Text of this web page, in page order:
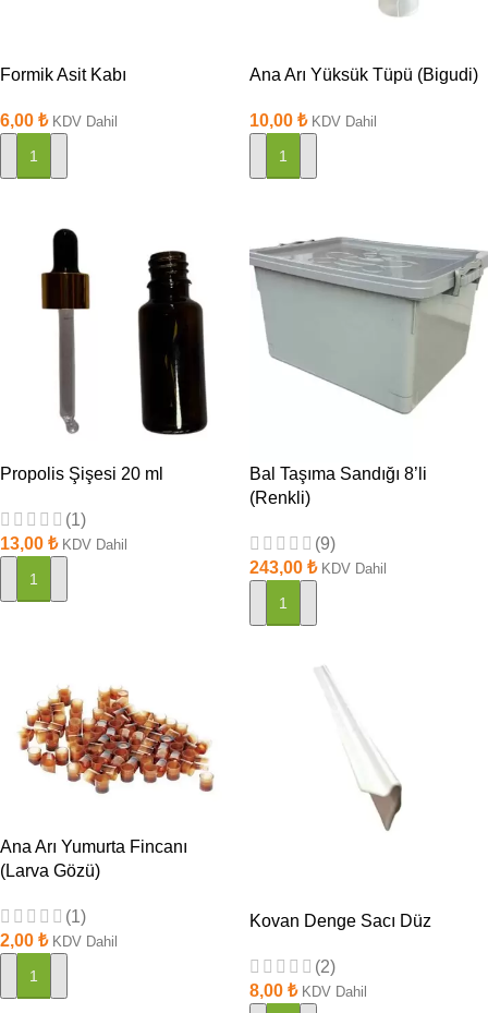
Formik Asit Kabı
6,00 ₺ KDV Dahil
SEPETE EKLE
Ana Arı Yüksük Tüpü (Bigudi)
10,00 ₺ KDV Dahil
SEPETE EKLE
Propolis Şişesi 20 ml
(1)
13,00 ₺ KDV Dahil
SEPETE EKLE
Bal Taşıma Sandığı 8’li
(Renkli)
(9)
243,00 ₺ KDV Dahil
SEPETE EKLE
Ana Arı Yumurta Fincanı
(Larva Gözü)
(1)
2,00 ₺ KDV Dahil
SEPETE EKLE
Kovan Denge Sacı Düz
(2)
8,00 ₺ KDV Dahil